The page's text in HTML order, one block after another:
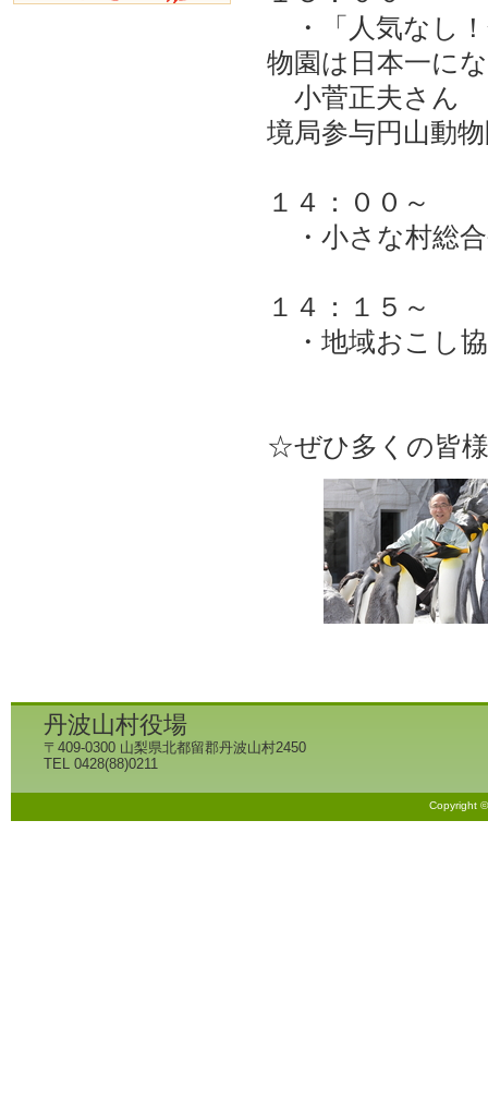
・「人気なし
物園は日本一に
小菅正夫さん
境局参与円山動
１４：００～
・小さな村総
１４：１５～
・地域おこし
☆ぜひ多くの皆
丹波山村役場
〒409-0300 山梨県北都留郡丹波山村2450
TEL 0428(88)0211
Copyright